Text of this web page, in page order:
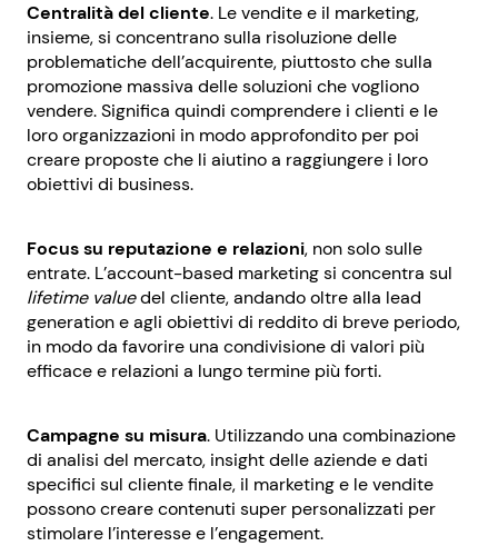
Centralità del cliente. Le vendite e il marketing,
insieme, si concentrano sulla risoluzione delle
problematiche dell’acquirente, piuttosto che sulla
promozione massiva delle soluzioni che vogliono
vendere. Significa quindi comprendere i clienti e le
loro organizzazioni in modo approfondito per poi
creare proposte che li aiutino a raggiungere i loro
obiettivi di business.
Focus su reputazione e relazioni, non solo sulle
entrate. L’account-based marketing si concentra sul
lifetime valuedel cliente, andando oltre alla lead
generation e agli obiettivi di reddito di breve periodo,
in modo da favorire una condivisione di valori più
efficace e relazioni a lungo termine più forti.
Campagne su misura. Utilizzando una combinazione
di analisi del mercato, insight delle aziende e dati
specifici sul cliente finale, il marketing e le vendite
possono creare contenuti super personalizzati per
stimolare l’interesse e l’engagement.